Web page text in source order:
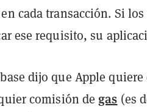
cada transacción. Si
ese requisito, su
dijo que Apple
comisión de gas (es